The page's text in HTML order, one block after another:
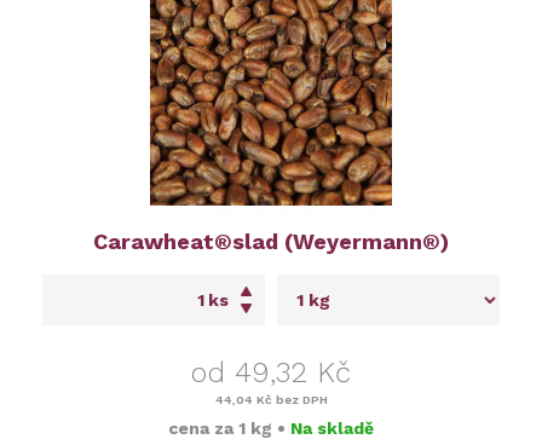
Carawheat®slad (Weyermann®)
ks
od 49,32 Kč
44,04 Kč bez DPH
cena za 1 kg • Na skladě